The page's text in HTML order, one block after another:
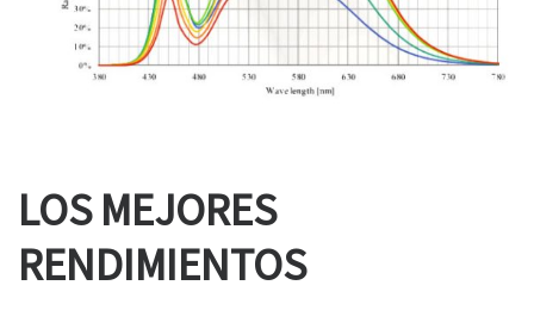
LOS MEJORES
RENDIMIENTOS